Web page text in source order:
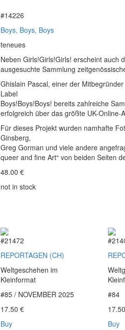
#14226
Boys, Boys, Boys
teneues
Neben Girls!Girls!Girls! erscheint auch
ausgesuchte Sammlung
Ghislain Pascal, einer der
Label
Boys!Boys!Boys! bereits zahlreiche
erfolgreich über das größte UK-Online-
Für dieses Projekt wurden namhafte
Ginsberg,
Greg Gorman und viele andere
queer and fine Art“ von beiden Seiten
48.00 €
not in stock
#21472
REPORTAGEN (CH)
Weltgeschehen im
Kleinformat
#85 / NOVEMBER 2025
17.50 €
Buy
#84
Buy